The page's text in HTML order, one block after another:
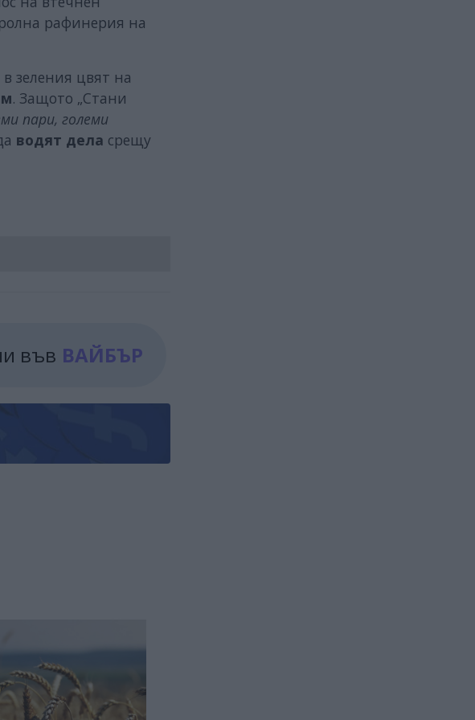
рафинерия на
зеления цвят на
. Защото „Стани
пари, големи
водят дела срещу
във ВАЙБЪР